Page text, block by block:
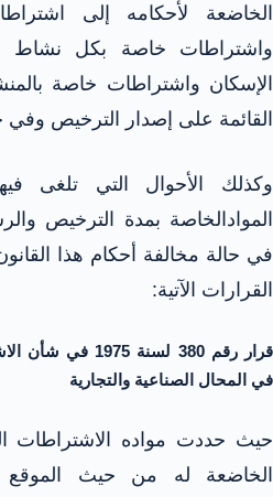
الخاضعة لأحكامه إلى
واشتراطات خاصة بكل نشاط
الإسكان واشتراطات خاصة
القائمة على إصدار الترخيص وفي
وكذلك الأحوال التي تلغى
الموادالخاصة بمدة الترخيص
في حالة مخالفة أحكام هذا
القرارات الآتية:
قرار رقم 380
في المحال الصناعية والتجارية
حيث حددت مواده الاشتراطات
الخاضعة له من حيث الموقع